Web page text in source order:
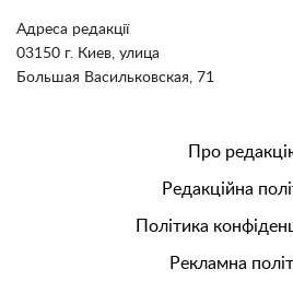
Адреса редакції
03150 г. Киев, улица
Большая Васильковская, 71
Про
Редакційна
Політика
Рекламна